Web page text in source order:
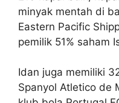
minyak mentah di
Eastern Pacific
pemilik 51% saham
Idan juga memiliki
Spanyol Atletico de